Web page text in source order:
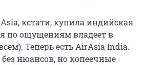
кстати, купила индийская
по ощущениям владеет в
Теперь есть AirAsia India.
нюансов, но копеечные